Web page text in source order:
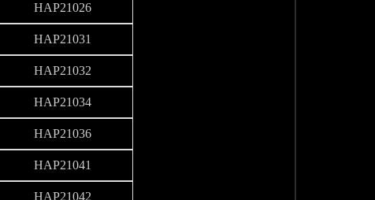
HAP21026
HAP21031
HAP21032
HAP21034
HAP21036
HAP21041
HAP21042